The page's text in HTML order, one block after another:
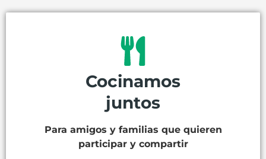
Cocinamos
juntos
Para amigos y familias que quieren
participar y compartir